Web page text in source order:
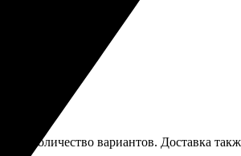
количество вариантов. Доставка